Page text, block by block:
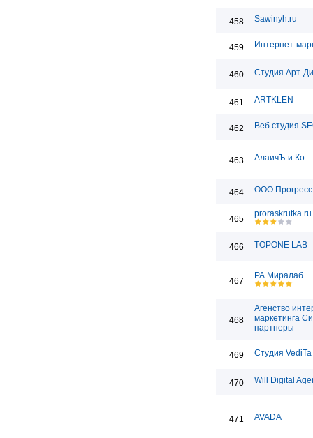
458 Sawinyh.ru
459 Интернет-
460 Студия Арт-
461 ARTKLEN
462 Веб студия
463 АлаичЪ и Ко
464 ООО
465
proraskrutka.ru
466 TOPONE LAB
467
РА Миралаб
468
Агенство
маркетинга
партнеры
469 Студия VediTa
470 Will Digital
471 AVADA